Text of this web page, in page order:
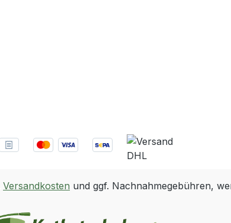
Versandkosten und ggf. Nachnahmegebühren,